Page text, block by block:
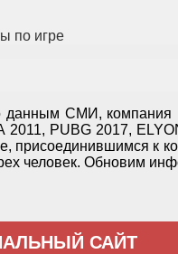
по игре
СМИ,
PUBG 2017,
к
человек. Обновим
САЙТ